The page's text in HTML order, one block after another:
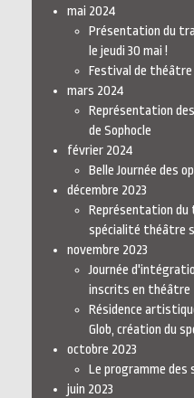
mai 2024
Présentation du
le jeudi 30 mai !
Festival de théâtre
mars 2024
Représentation
de Sophocle
février 2024
Belle Journée des
décembre 2023
Représentation du
spécialité théâtre
novembre 2023
Journée
inscrits en théâtre
Résidence
Glob, création du
octobre 2023
Le programme
juin 2023